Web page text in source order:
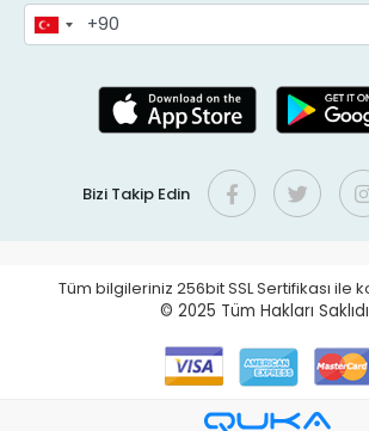
Bizi Takip Edin
Tüm bilgileriniz 256bit SSL Sertifikası ile
© 2025 Tüm Hakları